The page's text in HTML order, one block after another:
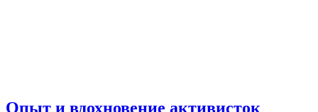
Опыт и вдохновение активисток